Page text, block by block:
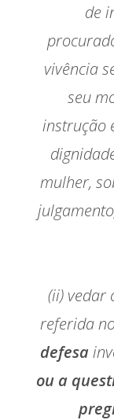
de
vivência
seu
instrução
mulher,
(ii) vedar
referida
defesa
ou a